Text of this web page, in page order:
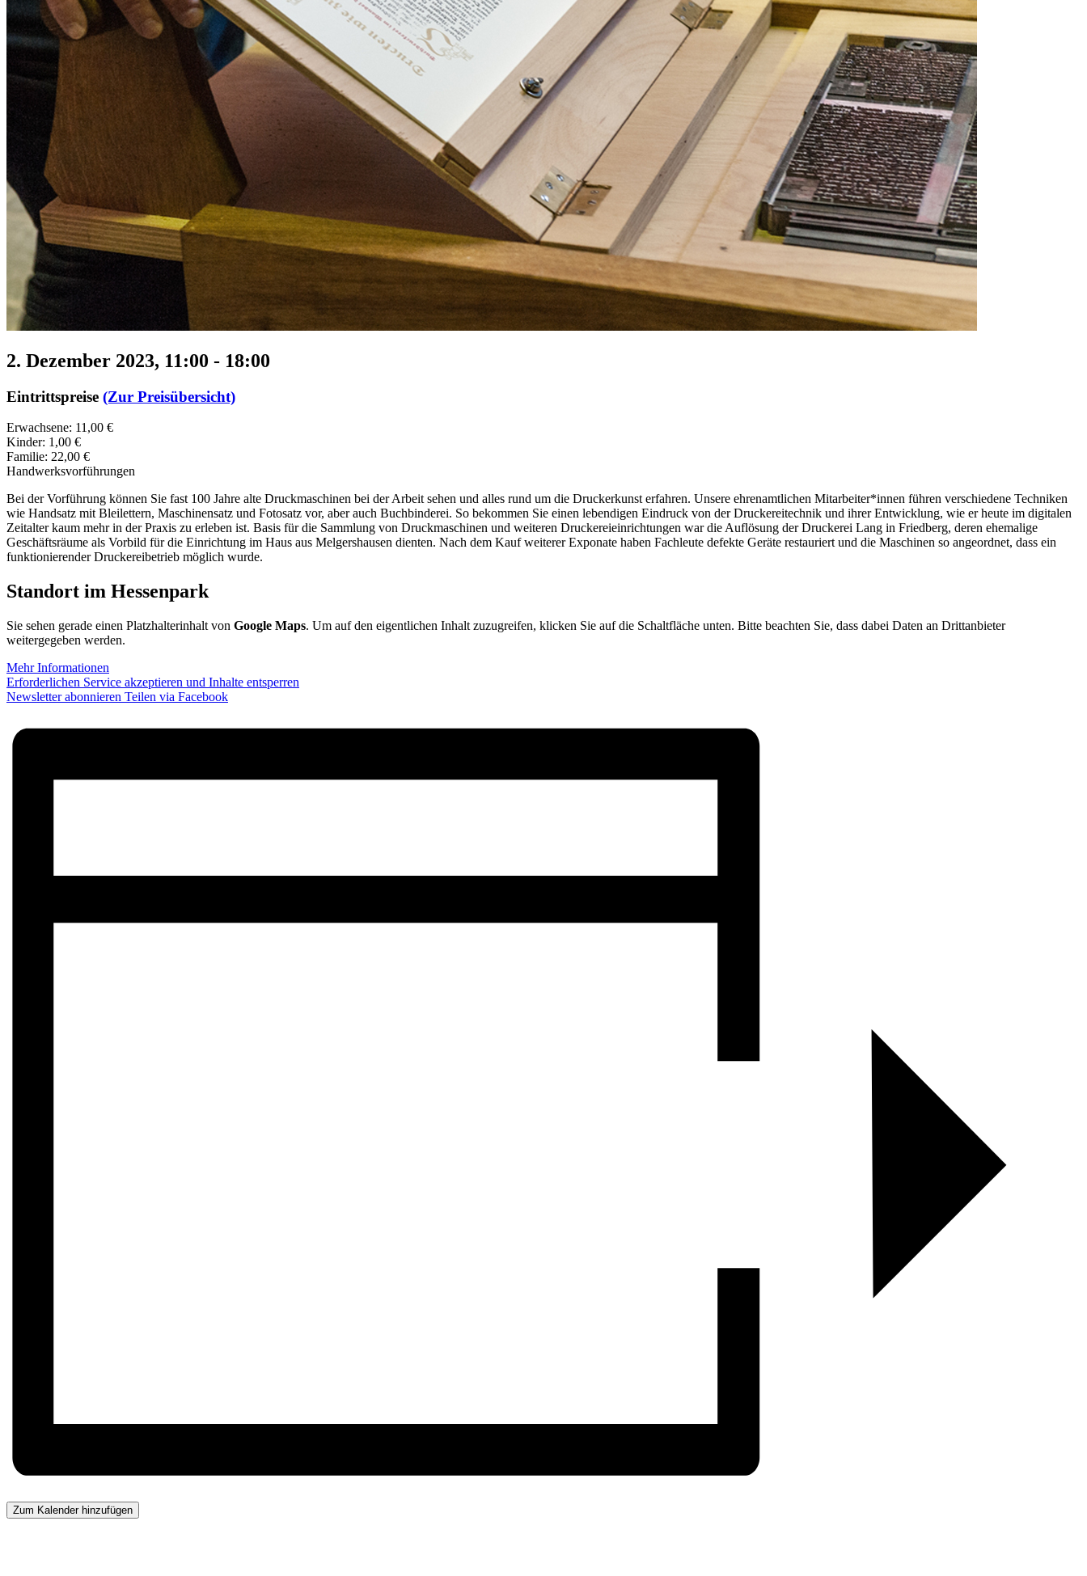
2. Dezember 2023, 11:00 - 18:00
Eintrittspreise (Zur Preisübersicht)
Erwachsene: 11,00 €
Kinder: 1,00 €
Familie: 22,00 €
Handwerksvorführungen
Bei der Vorführung können Sie fast 100 Jahre alte Druckmaschinen bei der Arbeit sehen und alles rund um die Druckerkunst erfahren. Unsere ehrenamtlichen Mitarbeiter*innen führen verschiedene Techniken
wie Handsatz mit Bleilettern, Maschinensatz und Fotosatz vor, aber auch Buchbinderei. So bekommen Sie einen lebendigen Eindruck von der Druckereitechnik und ihrer Entwicklung, wie er heute im digitalen
Zeitalter kaum mehr in der Praxis zu erleben ist. Basis für die Sammlung von Druckmaschinen und weiteren Druckereieinrichtungen war die Auflösung der Druckerei Lang in Friedberg, deren ehemalige
Geschäftsräume als Vorbild für die Einrichtung im Haus aus Melgershausen dienten. Nach dem Kauf weiterer Exponate haben Fachleute defekte Geräte restauriert und die Maschinen so angeordnet, dass ein
funktionierender Druckereibetrieb möglich wurde.
Standort im Hessenpark
Sie sehen gerade einen Platzhalterinhalt von Google Maps. Um auf den eigentlichen Inhalt zuzugreifen, klicken Sie auf die Schaltfläche unten. Bitte beachten Sie, dass dabei Daten an Drittanbieter
weitergegeben werden.
Mehr Informationen
Erforderlichen Service akzeptieren und Inhalte entsperren
Newsletter abonnieren Teilen via Facebook
Zum Kalender hinzufügen